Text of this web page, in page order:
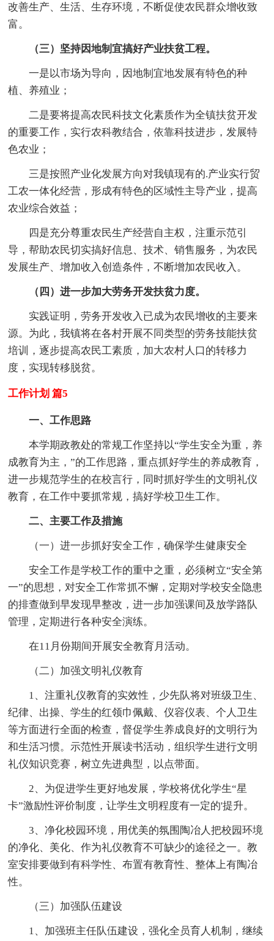
改善生产、生活、生存环境，不断促使农民群众增收致
富。
（三）坚持因地制宜搞好产业扶贫工程。
一是以市场为导向，因地制宜地发展有特色的种
植、养殖业；
二是要将提高农民科技文化素质作为全镇扶贫开发
的重要工作，实行农科教结合，依靠科技进步，发展特
色农业；
三是按照产业化发展方向对我镇现有的.产业实行贸
工农一体化经营，形成有特色的区域性主导产业，提高
农业综合效益；
四是充分尊重农民生产经营自主权，注重示范引
导，帮助农民切实搞好信息、技术、销售服务，为农民
发展生产、增加收入创造条件，不断增加农民收入。
（四）进一步加大劳务开发扶贫力度。
实践证明，劳务开发收入已成为农民增收的主要来
源。为此，我镇将在各村开展不同类型的劳务技能扶贫
培训，逐步提高农民工素质，加大农村人口的转移力
度，实现转移脱贫。
工作计划 篇5
一、工作思路
本学期政教处的常规工作坚持以“学生安全为重，养
成教育为主，”的工作思路，重点抓好学生的养成教育，
进一步规范学生的在校言行，同时抓好学生的文明礼仪
教育，在工作中要抓常规，搞好学校卫生工作。
二、主要工作及措施
（一）进一步抓好安全工作，确保学生健康安全
安全工作是学校工作的重中之重，必须树立“安全第
一”的思想，对安全工作常抓不懈，定期对学校安全隐患
的排查做到早发现早整改，进一步加强课间及放学路队
管理，定期进行各种安全演练。
在11月份期间开展安全教育月活动。
（二）加强文明礼仪教育
1、注重礼仪教育的实效性，少先队将对班级卫生、
纪律、出操、学生的红领巾佩戴、仪容仪表、个人卫生
等方面进行全面的检查，督促学生养成良好的文明行为
和生活习惯。示范性开展读书活动，组织学生进行文明
礼仪知识竞赛，树立先进典型，以点带面。
2、为促进学生更好地发展，学校将优化学生“星
卡”激励性评价制度，让学生文明程度有一定的'提升。
3、净化校园环境，用优美的氛围陶冶人把校园环境
的净化、美化、作为礼仪教育不可缺少的途径之一。教
室安排要做到有科学性、布置有教育性、整体上有陶冶
性。
（三）加强队伍建设
1、加强班主任队伍建设，强化全员育人机制，继续